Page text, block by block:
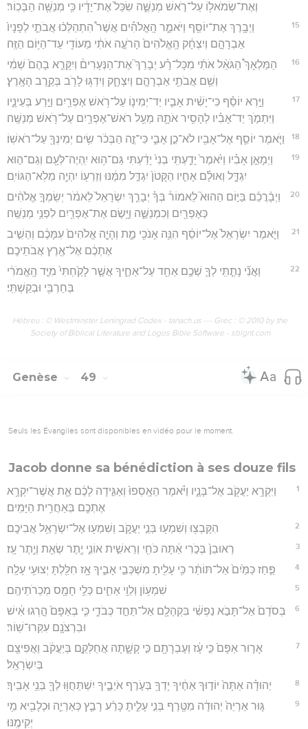
וְאֶת־שְׂמֹאל֖וֹ עַל־רֹ֣אשׁ מְנַשֶּׁ֑ה שִׂכֵּל֙ אֶת־יָדָ֔יו כִּ֥י מְנַשֶּׁ֖ה הַבְּכֽוֹר׃
15
וַיְבָ֥רֶךְ אֶת־יוֹסֵ֖ף וַיֹּאמַ֑ר הָֽאֱלֹהִ֡ים אֲשֶׁר֩ הִתְהַלְּכ֨וּ אֲבֹתַ֤י לְפָנָיו֙
אַבְרָהָ֣ם וְיִצְחָ֔ק הָֽאֱלֹהִים֙ הָרֹעֶ֣ה אֹתִ֔י מֵעוֹדִ֖י עַד־הַיּ֥וֹם הַזֶּֽה׃
16
הַמַּלְאָךְ֩ הַגֹּאֵ֨ל אֹתִ֜י מִכָּל־רָ֗ע יְבָרֵךְ֮ אֶת־הַנְּעָרִים֒ וְיִקָּרֵ֤א בָהֶם֙ שְׁמִ֔י
וְשֵׁ֥ם אֲבֹתַ֖י אַבְרָהָ֣ם וְיִצְחָ֑ק וְיִדְגּ֥וּ לָרֹ֖ב בְּקֶ֥רֶב הָאָֽרֶץ׃
17
וַיַּ֣רְא יוֹסֵ֗ף כִּי־יָשִׁ֨ית אָבִ֧יו יַד־יְמִינ֛וֹ עַל־רֹ֥אשׁ אֶפְרַ֖יִם וַיֵּ֣רַע בְּעֵינָ֑יו
וַיִּתְמֹ֣ךְ יַד־אָבִ֗יו לְהָסִ֥יר אֹתָ֛הּ מֵעַ֥ל רֹאשׁ־אֶפְרַ֖יִם עַל־רֹ֥אשׁ מְנַשֶּֽׁה׃
18 וַיֹּ֧אמֶר יוֹסֵ֛ף אֶל־אָבִ֖יו לֹא־כֵ֣ן אָבִ֑י כִּי־זֶ֣ה הַבְּכֹ֔ר שִׂ֥ים יְמִינְךָ֖ עַל־רֹאשֽׁוֹ׃
19
וַיְמָאֵ֣ן אָבִ֗יו וַיֹּ֙אמֶר֙ יָדַ֤עְתִּֽי בְנִי֙ יָדַ֔עְתִּי גַּם־ה֥וּא יִֽהְיֶה־לְּעָ֖ם וְגַם־ה֣וּא
יִגְדָּ֑ל וְאוּלָ֗ם אָחִ֤יו הַקָּטֹן֙ יִגְדַּ֣ל מִמֶּ֔נּוּ וְזַרְע֖וֹ יִהְיֶ֥ה מְלֹֽא־הַגּוֹיִֽם׃
20
וַיְבָ֨רֲכֵ֜ם בַּיּ֣וֹם הַהוּא֮ לֵאמוֹר֒ בְּךָ֗ יְבָרֵ֤ךְ יִשְׂרָאֵל֙ לֵאמֹ֔ר יְשִֽׂמְךָ֣ אֱלֹהִ֔ים
כְּאֶפְרַ֖יִם וְכִמְנַשֶּׁ֑ה וַיָּ֥שֶׂם אֶת־אֶפְרַ֖יִם לִפְנֵ֥י מְנַשֶּֽׁה׃
21
וַיֹּ֤אמֶר יִשְׂרָאֵל֙ אֶל־יוֹסֵ֔ף הִנֵּ֥ה אָנֹכִ֖י מֵ֑ת וְהָיָ֤ה אֱלֹהִים֙ עִמָּכֶ֔ם וְהֵשִׁ֣יב
אֶתְכֶ֔ם אֶל־אֶ֖רֶץ אֲבֹתֵיכֶֽם׃
22
וַאֲנִ֞י נָתַ֧תִּֽי לְךָ֛ שְׁכֶ֥ם אַחַ֖ד עַל־אַחֶ֑יךָ אֲשֶׁ֤ר לָקַ֙חְתִּי֙ מִיַּ֣ד הָֽאֱמֹרִ֔י
בְּחַרְבִּ֖י וּבְקַשְׁתִּֽי׃
Hébreu : © Westminster Leningrad Codex - tanach.us --- Grec : © 2010 by the
Society of Biblical Literature and Logos Bible Software - sblgnt.com
Genèse 49
Seuls les Évangiles sont disponibles en vidéo pour le moment.
Jacob donne sa bénédiction à ses douze fils
1
וַיִּקְרָ֥א יַעֲקֹ֖ב אֶל־בָּנָ֑יו וַיֹּ֗אמֶר הֵאָֽסְפוּ֙ וְאַגִּ֣ידָה לָכֶ֔ם אֵ֛ת אֲשֶׁר־יִקְרָ֥א
אֶתְכֶ֖ם בְּאַחֲרִ֥ית הַיָּמִֽים׃
2 הִקָּבְצ֥וּ וְשִׁמְע֖וּ בְּנֵ֣י יַעֲקֹ֑ב וְשִׁמְע֖וּ אֶל־יִשְׂרָאֵ֥ל אֲבִיכֶֽם׃
3 רְאוּבֵן֙ בְּכֹ֣רִי אַ֔תָּה כֹּחִ֖י וְרֵאשִׁ֣ית אוֹנִ֑י יֶ֥תֶר שְׂאֵ֖ת וְיֶ֥תֶר עָֽז׃
4 פַּ֤חַז כַּמַּ֙יִם֙ אַל־תּוֹתַ֔ר כִּ֥י עָלִ֖יתָ מִשְׁכְּבֵ֣י אָבִ֑יךָ אָ֥ז חִלַּ֖לְתָּ יְצוּעִ֥י עָלָֽה׃
5 שִׁמְע֥וֹן וְלֵוִ֖י אַחִ֑ים כְּלֵ֥י חָמָ֖ס מְכֵרֹתֵיהֶֽם׃
6
בְּסֹדָם֙ אַל־תָּבֹ֣א נַפְשִׁ֔י בִּקְהָלָ֖ם אַל־תֵּחַ֣ד כְּבֹדִ֑י כִּ֤י בְאַפָּם֙ הָ֣רְגוּ אִ֔ישׁ
וּבִרְצֹנָ֖ם עִקְּרוּ־שֽׁוֹר׃
7
אָר֤וּר אַפָּם֙ כִּ֣י עָ֔ז וְעֶבְרָתָ֖ם כִּ֣י קָשָׁ֑תָה אֲחַלְּקֵ֣ם בְּיַעֲקֹ֔ב וַאֲפִיצֵ֖ם
בְּיִשְׂרָאֵֽל׃
8 יְהוּדָ֗ה אַתָּה֙ יוֹד֣וּךָ אַחֶ֔יךָ יָדְךָ֖ בְּעֹ֣רֶף אֹיְבֶ֑יךָ יִשְׁתַּחֲוּ֥וּ לְךָ֖ בְּנֵ֥י אָבִֽיךָ׃
9
גּ֤וּר אַרְיֵה֙ יְהוּדָ֔ה מִטֶּ֖רֶף בְּנִ֣י עָלִ֑יתָ כָּרַ֨ע רָבַ֧ץ כְּאַרְיֵ֛ה וּכְלָבִ֖יא מִ֥י
יְקִימֶֽנּוּ׃